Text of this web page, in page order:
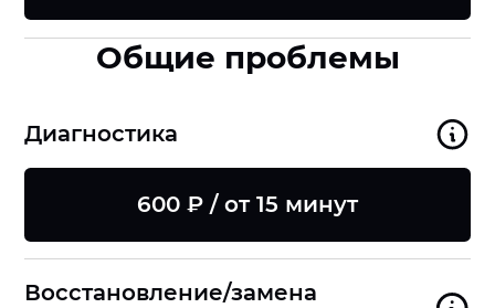
Общие проблемы
Диагностика
600 ₽ / от 15 минут
Восстановление/замена